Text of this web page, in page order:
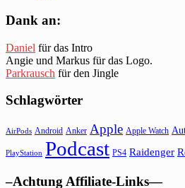
Dank an:
Daniel für das Intro
Angie und Markus für das Logo.
Parkrausch für den Jingle
Schlagwörter
AirPods Android Anker Apple Apple Watch
PlayStation Podcast PS4 Raidenger
–Achtung Affiliate-Links—